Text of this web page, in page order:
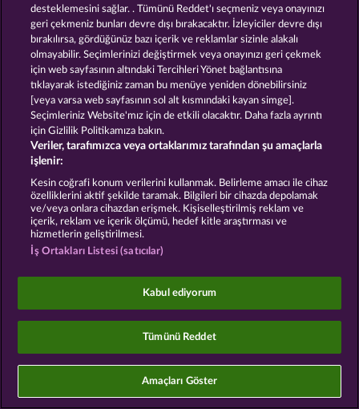
Sosyal casino oyunları sadece eğlence amaçlıdır ve
gerçek parayla oynanan kumar oyunlarında
gelecekte elde edilebilecek olası başarılar üzerinde
kesinlikle hiçbir etkisi yoktur.
©2026 Whow Games GmbH
desteklemesini sağlar. . Tümünü Reddet'ı seçmeniz veya onayınızı
geri çekmeniz bunları devre dışı bırakacaktır. İzleyiciler devre dışı
bırakılırsa, gördüğünüz bazı içerik ve reklamlar sizinle alakalı
olmayabilir. Seçimlerinizi değiştirmek veya onayınızı geri çekmek
için web sayfasının altındaki Tercihleri Yönet bağlantısına
tıklayarak istediğiniz zaman bu menüye yeniden dönebilirsiniz
[veya varsa web sayfasının sol alt kısmındaki kayan simge].
Seçimleriniz Website'mız için de etkili olacaktır. Daha fazla ayrıntı
için Gizlilik Politikamıza bakın.
Veriler, tarafımızca veya ortaklarımız tarafından şu amaçlarla
işlenir:
Kesin coğrafi konum verilerini kullanmak. Belirleme amacı ile cihaz
özelliklerini aktif şekilde taramak. Bilgileri bir cihazda depolamak
ve/veya onlara cihazdan erişmek. Kişiselleştirilmiş reklam ve
içerik, reklam ve içerik ölçümü, hedef kitle araştırması ve
hizmetlerin geliştirilmesi.
İş Ortakları Listesi (satıcılar)
Kabul ediyorum
Tümünü Reddet
Amaçları Göster